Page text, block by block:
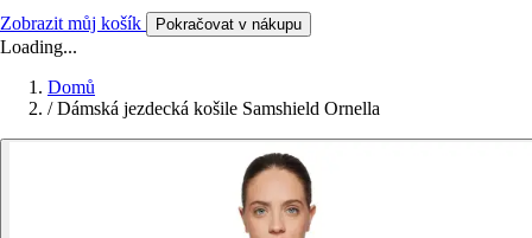
Zobrazit můj košík Pokračovat v nákupu
Loading...
Domů
/ Dámská jezdecká košile Samshield Ornella